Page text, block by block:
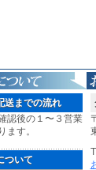
送までの流れ
認後の１〜３営業
ます。
ついて